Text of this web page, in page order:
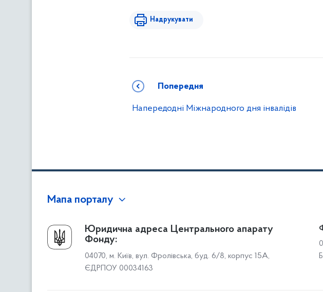
Надрукувати
Попередня
Напередодні Міжнародного дня інвалідів
Мапа порталу
Про Фонд
Керівництво
Структура Фонду
Територіальні відділення
Громадянам
Доступ до публічної
Звіти щодо роботи із
Юридична адреса Центрального апарату
Фонду:
04070, м. Київ, вул. Фролівська, буд. 6/8, корпус 15А,
ЄДРПОУ 00034163